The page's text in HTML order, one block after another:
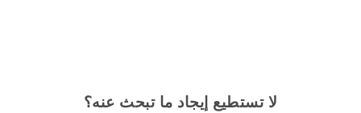
لا تستطيع إيجاد ما تبحث عنه؟